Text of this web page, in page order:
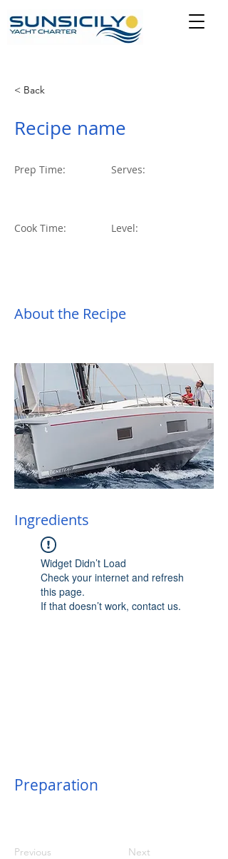
< Back
Recipe name
Prep Time:
Cook Time:
Serves:
Level:
About the Recipe
Ingredients
Widget Didn’t Load
Check your internet and refresh
this page.
If that doesn’t work, contact us.
Preparation
Previous Next